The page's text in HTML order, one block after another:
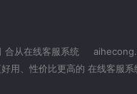
合从在线客服系统
用、性价比更高的 在线客服系